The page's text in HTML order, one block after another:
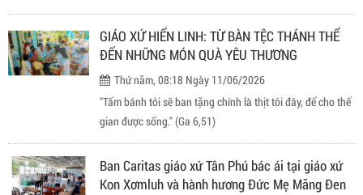
GIÁO XỨ HIỂN LINH: TỪ BÀN TỆC THÁNH THỂ
ĐẾN NHỮNG MÓN QUÀ YÊU THƯƠNG
Thứ năm, 08:18 Ngày 11/06/2026
"Tấm bánh tôi sẽ ban tặng chính là thịt tôi đây, để cho thế
gian được sống." (Ga 6,51)
Ban Caritas giáo xứ Tân Phú bác ái tại giáo xứ
Kon Xơmluh và hành hương Đức Mẹ Măng Đen